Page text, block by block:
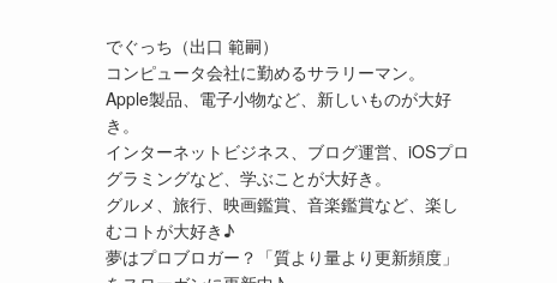
でぐっち（出口 範嗣）
コンピュータ会社に勤めるサラリーマン。
Apple製品、電子小物など、新しいものが大好
き。
インターネットビジネス、ブログ運営、iOSプロ
グラミングなど、学ぶことが大好き。
グルメ、旅行、映画鑑賞、音楽鑑賞など、楽し
むコトが大好き♪
夢はプロブロガー？「質より量より更新頻度」